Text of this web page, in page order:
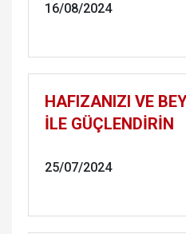
16/08/2024
HAFIZANIZI VE
İLE GÜÇLENDİRİN
25/07/2024